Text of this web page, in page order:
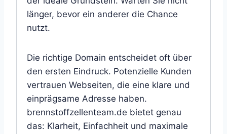
länger, bevor ein anderer die Chance
nutzt.
Die richtige Domain entscheidet oft über
den ersten Eindruck. Potenzielle Kunden
vertrauen Webseiten, die eine klare und
einprägsame Adresse haben.
brennstoffzellenteam.de bietet genau
das: Klarheit, Einfachheit und maximale